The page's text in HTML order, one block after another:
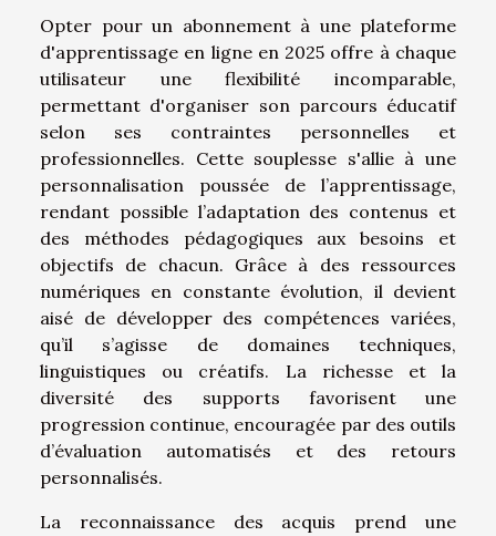
Opter pour un abonnement à une plateforme
d'apprentissage en ligne en 2025 offre à chaque
utilisateur une flexibilité incomparable,
permettant d'organiser son parcours éducatif
selon ses contraintes personnelles et
professionnelles. Cette souplesse s'allie à une
personnalisation poussée de l’apprentissage,
rendant possible l’adaptation des contenus et
des méthodes pédagogiques aux besoins et
objectifs de chacun. Grâce à des ressources
numériques en constante évolution, il devient
aisé de développer des compétences variées,
qu’il s’agisse de domaines techniques,
linguistiques ou créatifs. La richesse et la
diversité des supports favorisent une
progression continue, encouragée par des outils
d’évaluation automatisés et des retours
personnalisés.
La reconnaissance des acquis prend une